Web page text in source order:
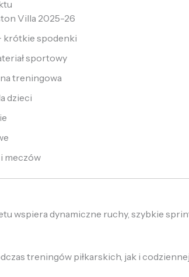
Villa 2025-26
krótkie spodenki
sportowy
treningowa
dzieci
meczów
wspiera dynamiczne ruchy, szybkie
treningów piłkarskich, jak i